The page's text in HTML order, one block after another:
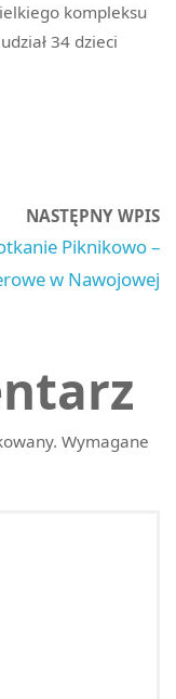
kompleksu
34 dzieci
NASTĘPNY WPIS
Piknikowo –
w Nawojowej
Wymagane